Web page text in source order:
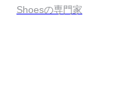
Shoesの専門家